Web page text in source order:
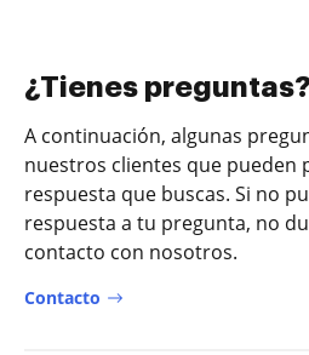
¿Tienes preguntas?
A continuación, algunas
nuestros clientes que pueden
respuesta que buscas. Si no
respuesta a tu pregunta, no
contacto con nosotros.
Contacto